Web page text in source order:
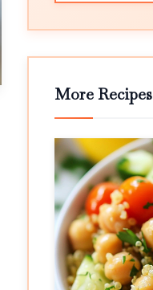
More Recipes